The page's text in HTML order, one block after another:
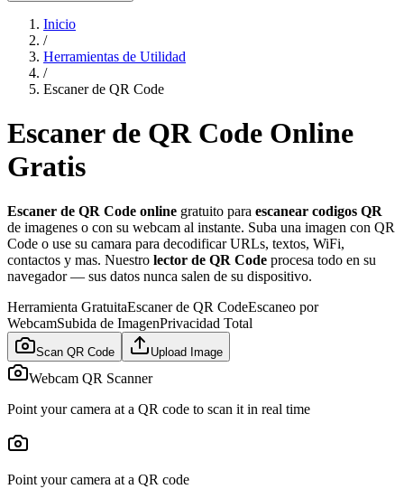
Inicio
/
Herramientas de Utilidad
/
Escaner de QR Code
Escaner de QR Code Online
Gratis
Escaner de QR Code online gratuito para escanear codigos QR
de imagenes o con su webcam al instante. Suba una imagen con QR
Code o use su camara para decodificar URLs, textos, WiFi,
contactos y mas. Nuestro lector de QR Code procesa todo en su
navegador — sus datos nunca salen de su dispositivo.
Herramienta GratuitaEscaner de QR CodeEscaneo por
WebcamSubida de ImagenPrivacidad Total
Scan QR Code Upload Image
Webcam QR Scanner
Point your camera at a QR code to scan it in real time
Point your camera at a QR code